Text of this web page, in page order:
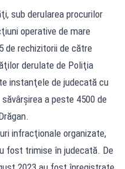
sub derularea procurilor
operative de mare
de rechizitorii de către
derulate de Poliţia
instanţele de judecată cu
a peste 4500 de
infracţionale organizate,
fost trimise în judecată. De